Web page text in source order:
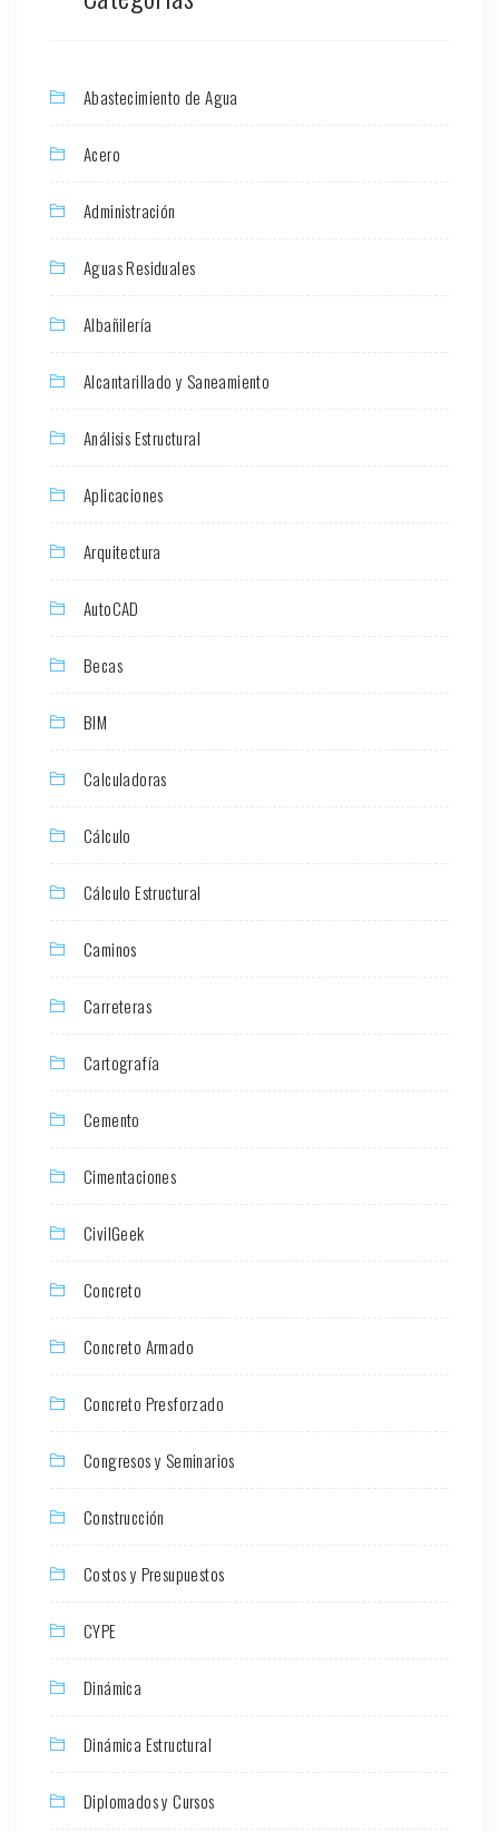
Abastecimiento de Agua
Acero
Administración
Aguas Residuales
Albañilería
Alcantarillado y Saneamiento
Análisis Estructural
Aplicaciones
Arquitectura
AutoCAD
Becas
BIM
Calculadoras
Cálculo
Cálculo Estructural
Caminos
Carreteras
Cartografía
Cemento
Cimentaciones
CivilGeek
Concreto
Concreto Armado
Concreto Presforzado
Congresos y Seminarios
Construcción
Costos y Presupuestos
CYPE
Dinámica
Dinámica Estructural
Diplomados y Cursos